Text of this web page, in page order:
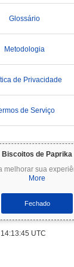
Biscoitos de Paprika
melhorar sua
More
Fechado
Glossário
Metodologia
de Privacidade
de Serviço
são altamente
ou todo o seu
apenas para
ou de investimento.
financeiro
não se
UTC